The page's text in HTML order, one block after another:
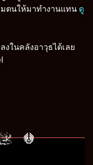
มตนให้มาทำงานแทน ดู
งในคลังอาวุธได้เลย